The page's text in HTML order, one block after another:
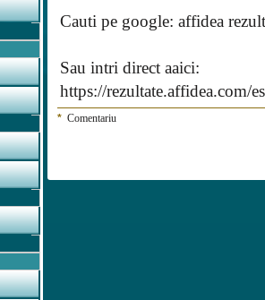
Cauti pe google: affidea
Sau intri direct aaici:
https://rezultate.affidea.com/
* Comentariu